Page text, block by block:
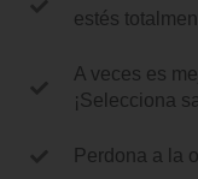
estés
A veces es
¡Selecciona
Perdona a la